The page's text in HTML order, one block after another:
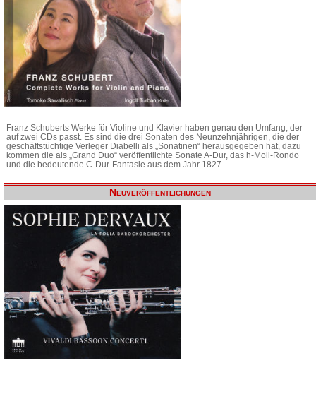
Franz Schuberts Werke für Violine und Klavier haben genau den Umfang, der
auf zwei CDs passt. Es sind die drei Sonaten des Neunzehnjährigen, die der
geschäftstüchtige Verleger Diabelli als „Sonatinen“ herausgegeben hat, dazu
kommen die als „Grand Duo“ veröffentlichte Sonate A-Dur, das h-Moll-Rondo
und die bedeutende C-Dur-Fantasie aus dem Jahr 1827.
Neuveröffentlichungen